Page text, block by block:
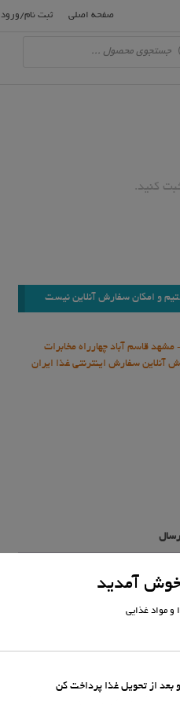
صفحه اصلی ثبت نام/ورود
کنید.
و امکان سفارش آنلاین نیست
مشهد قاسم آباد چهارراه مخابرات
آنلاین سفارش اینترنتی غذا ایران
خوش آمدید
و مواد غذایی
بعد از تحویل غذا پرداخت کن